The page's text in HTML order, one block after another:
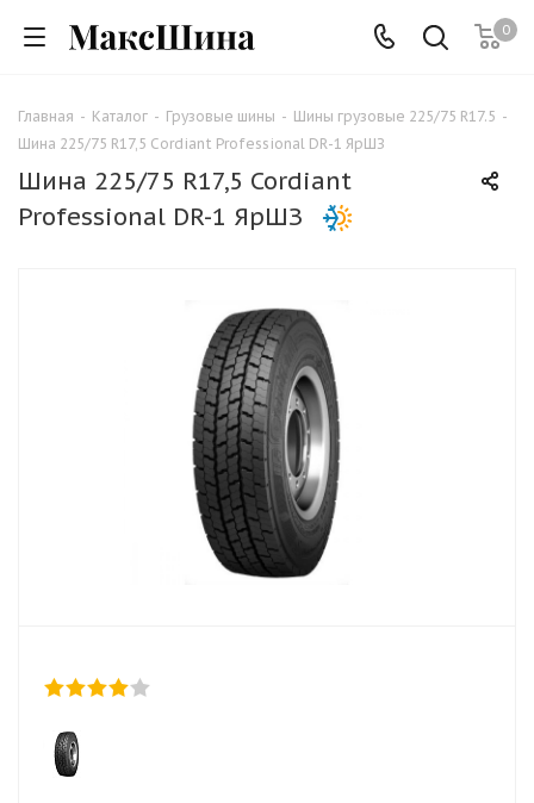
0
Главная - Каталог - Грузовые шины - Шины грузовые 225/75 R17.5 -
Шина 225/75 R17,5 Cordiant Professional DR-1 ЯрШЗ
Шина 225/75 R17,5 Cordiant
Professional DR-1 ЯрШЗ